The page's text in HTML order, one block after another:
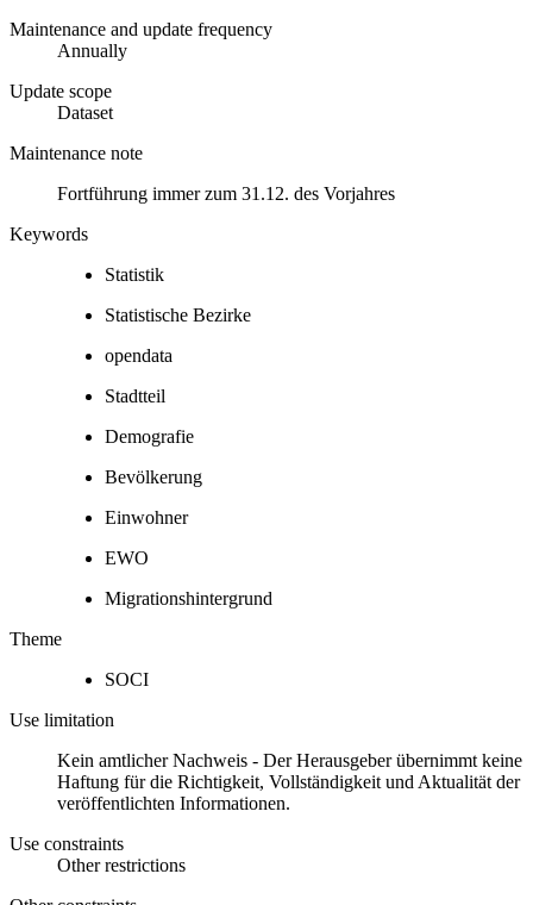
Maintenance and update frequency
Annually
Update scope
Dataset
Maintenance note
Fortführung immer zum 31.12. des Vorjahres
Keywords
Statistik
Statistische Bezirke
opendata
Stadtteil
Demografie
Bevölkerung
Einwohner
EWO
Migrationshintergrund
Theme
SOCI
Use limitation
Kein amtlicher Nachweis - Der Herausgeber übernimmt keine
Haftung für die Richtigkeit, Vollständigkeit und Aktualität der
veröffentlichten Informationen.
Use constraints
Other restrictions